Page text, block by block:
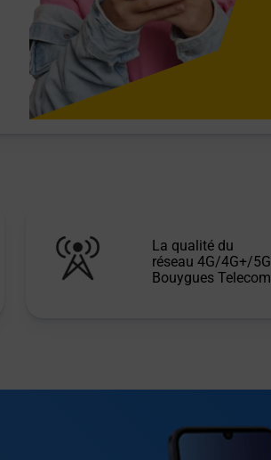
La qualité du
réseau 4G/4G+/5G
Bouygues Telecom